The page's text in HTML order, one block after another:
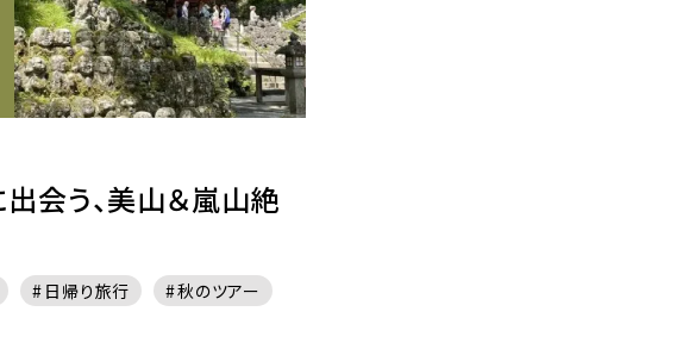
会う、美山＆嵐山絶
日帰り旅行
秋のツアー